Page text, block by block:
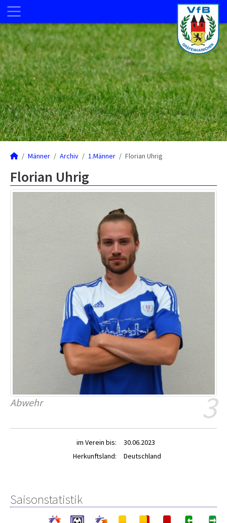
Männer Archiv 1.Männer Florian Uhrig
Florian Uhrig
3
Abwehr
im Verein bis:
30.06.2023
Herkunftsland:
Deutschland
Saisonstatistik